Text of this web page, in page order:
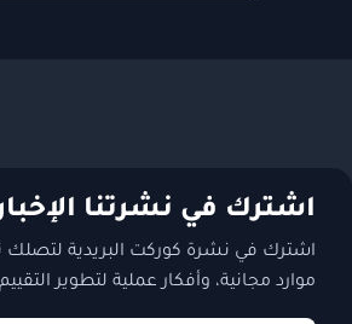
اشترك في نشرتنا
اشترك في نشرة كوركت البريدية لتصلك
موارد مجانية، وأفكار عملية لتطوير